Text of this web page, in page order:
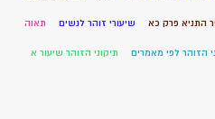
התניא פרק כא שיעורי זוהר לנשים תאוה
הזוהר לפי מאמרים תיקוני הזוהר שיעור א